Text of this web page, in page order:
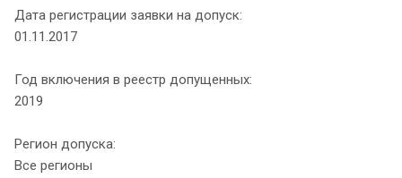
Дата регистрации заявки на допуск:
01.11.2017
Год включения в реестр допущенных:
2019
Регион допуска:
Все регионы